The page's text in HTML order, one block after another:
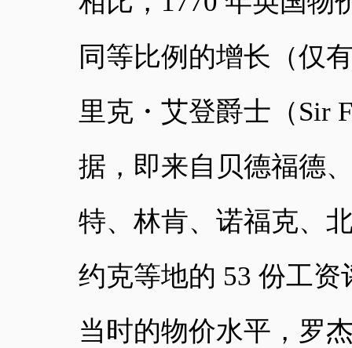
同等比例的增长（仅
里克・艾登爵士（Sir
据，即来自贝德福德
特、林肯、诺福克、
约克等地的 53 份工资
当时的物价水平，罗